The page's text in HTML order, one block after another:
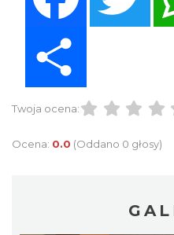
Twoja ocena:
Ocena: 0.0 (Oddano 0 głosy)